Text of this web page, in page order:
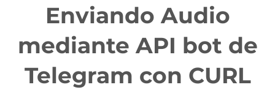
Enviando Audio
mediante API bot de
Telegram con CURL